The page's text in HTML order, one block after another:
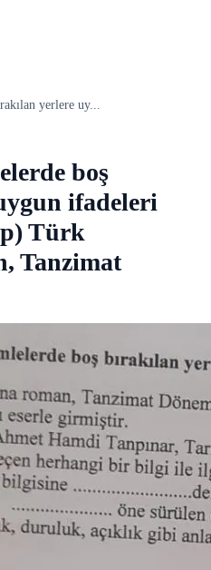
yerlere uy...
boş
ifadeleri
Türk
Tanzimat